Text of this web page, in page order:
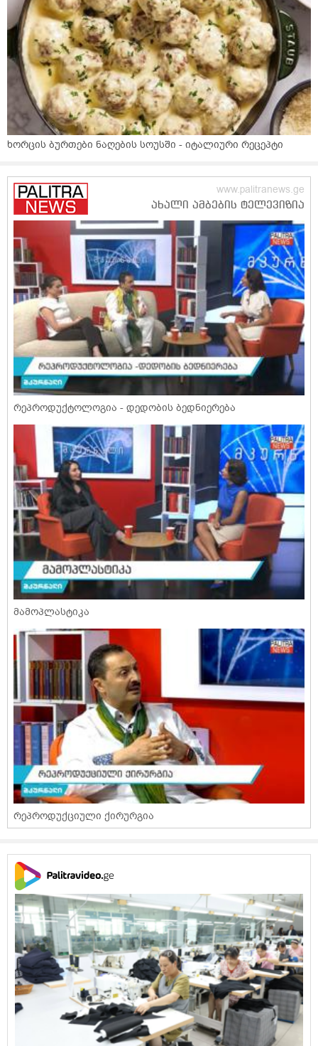
ხორცის ბურთები ნაღების სოუსში - იტალიური რეცეპტი
რეპროდუქტოლოგია - დედობის ბედნიერება
მამოპლასტიკა
რეპროდუქციული ქირურგია